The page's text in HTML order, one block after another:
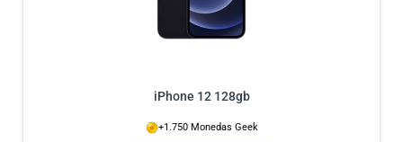
iPhone 12 128gb
+1.750 Monedas Geek